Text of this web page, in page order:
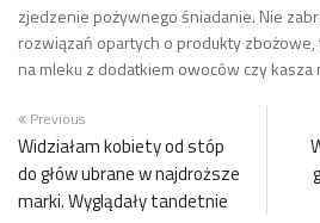
zjedzenie pożywnego śniadanie. Nie
rozwiązań opartych o produkty zbożowe,
na mleku z dodatkiem owoców czy kasza
Previous
Widziałam kobiety od stóp
do głów ubrane w najdroższe
marki. Wyglądały tandetnie